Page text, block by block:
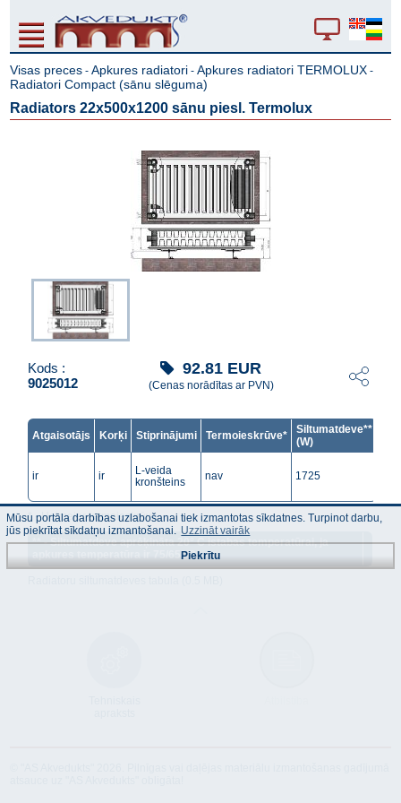
Visas preces -Apkures radiatori -Apkures radiatori TERMOLUX -
Radiatori Compact (sānu slēguma)
Radiators 22x500x1200 sānu piesl. Termolux
Kods :
9025012
92.81 EUR
(Cenas norādītas ar PVN)
Atgaisotājs Korķi Stiprinājumi Termoieskrūve*
Siltumatdeve**
(W)
ir ir
L-veida
kronšteins
nav 1725
* - Heimeier termoieskrūve.
** - Siltumatdeve aprēķināta 20° C istabas temperatūrai, ja
apkures temperatūra ir 75/65° C.
Mūsu portāla darbības uzlabošanai tiek izmantotas sīkdatnes. Turpinot darbu,
jūs piekrītat sīkdatņu izmantošanai. Uzzināt vairāk
Piekrītu